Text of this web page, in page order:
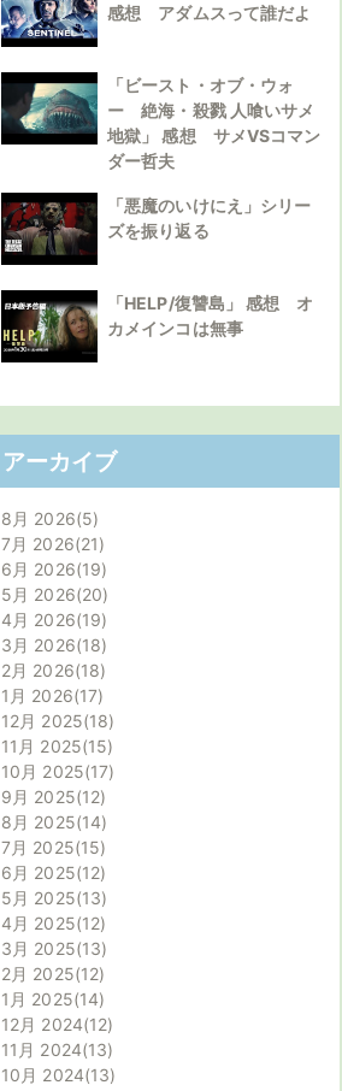
感想 アダムスって誰だよ
「ビースト・オブ・ウォ
ー 絶海・殺戮 人喰いサメ
地獄」 感想 サメVSコマン
ダー哲夫
「悪魔のいけにえ」シリー
ズを振り返る
「HELP/復讐島」 感想 オ
カメインコは無事
アーカイブ
8月 2026 5
7月 2026 21
6月 2026 19
5月 2026 20
4月 2026 19
3月 2026 18
2月 2026 18
1月 2026 17
12月 2025 18
11月 2025 15
10月 2025 17
9月 2025 12
8月 2025 14
7月 2025 15
6月 2025 12
5月 2025 13
4月 2025 12
3月 2025 13
2月 2025 12
1月 2025 14
12月 2024 12
11月 2024 13
10月 2024 13